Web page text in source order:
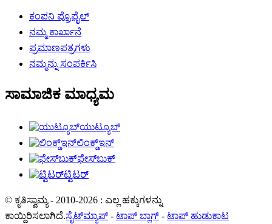
ಕಂಪನಿ ಪ್ರೊಫೈಲ್
ನಮ್ಮ ಕಾರ್ಖಾನೆ
ಪ್ರಮಾಣಪತ್ರಗಳು
ನಮ್ಮನ್ನು ಸಂಪರ್ಕಿಸಿ
ಸಾಮಾಜಿಕ ಮಾಧ್ಯಮ
ಯುಟ್ಯೂಬ್
ಲಿಂಕ್ಡ್ಇನ್
ಫೇಸ್‌ಬುಕ್
ಟ್ವಿಟರ್
© ಕೃತಿಸ್ವಾಮ್ಯ - 2010-2026 : ಎಲ್ಲ ಹಕ್ಕುಗಳನ್ನು
ಕಾಯ್ದಿರಿಸಲಾಗಿದೆ.ಸೈಟ್‌ಮ್ಯಾಪ್ - ಟಾಪ್ ಬ್ಲಾಗ್ - ಟಾಪ್ ಹುಡುಕಾಟ